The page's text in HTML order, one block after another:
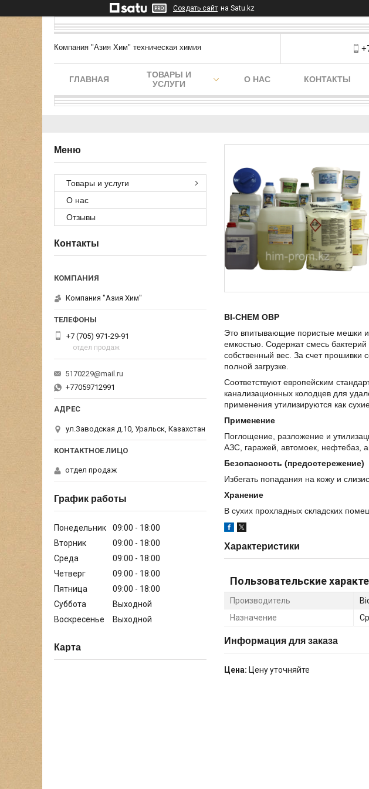
Создать сайт на Satu.kz
Компания "Азия Хим" техническая химия
ГЛАВНАЯ
ТОВАРЫ И
УСЛУГИ
О НАС КОНТАКТЫ
BI-CHEM OBP
Это впитывающие пористые мешки
емкостью. Содержат смесь
собственный вес. За счет прошивки
полной загрузке.
Соответствуют европейским
канализационных колодцев для
применения утилизируются как
Применение
Поглощение, разложение и
АЗС, гаражей, автомоек, нефтебаз,
Безопасность (предостережение)
Избегать попадания на кожу и
Хранение
В сухих прохладных складских
Характеристики
Пользовательские
Производитель
Назначение
Информация для заказа
Цена: Цену уточняйте
Товары и услуги
О нас
Отзывы
Контакты
Компания "Азия Хим"
+7 (705) 971-29-91
отдел продаж
5170229@mail.ru
+77059712991
ул.Заводская д.10, Уральск, Казахстан
отдел продаж
График работы
Понедельник 09:00
18:00
Вторник
09:00
18:00
Среда
09:00
18:00
Четверг
09:00
18:00
Пятница
09:00
18:00
Суббота
Выходной
Воскресенье
Выходной
Карта